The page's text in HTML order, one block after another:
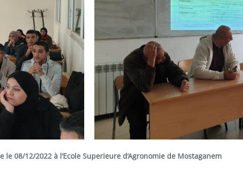
le 08/12/2022 à l’Ecole Superieure d’Agronomie de Mostaganem